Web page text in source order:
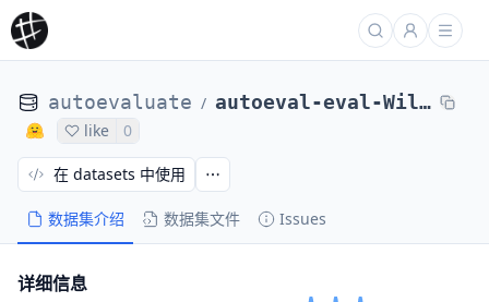
autoevaluate / autoeval-eval-WillHeld__stereoset_zero-WillHeld__stereoset_zero-7a6673-2074067130
like 0
数据集介绍 数据集文件 Issues
在 datasets 中使用
详细信息